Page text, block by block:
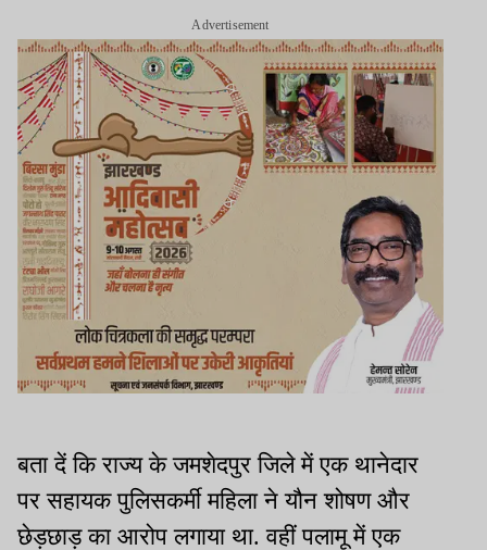
Advertisement
बता दें कि राज्य के जमशेदपुर जिले में एक थानेदार
पर सहायक पुलिसकर्मी महिला ने यौन शोषण और
छेड़छाड़ का आरोप लगाया था. वहीं पलामू में एक